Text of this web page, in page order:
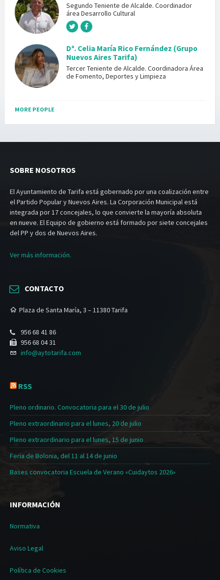
Segundo Teniente de Alcalde. Coordinador
área Desarrollo Cultural
Dª. Celia María Rico Fernández (Grupo
Nuevos Aires Tarifa)
Tercer Teniente de Alcalde. Coordinadora Área
de Fomento, Deportes y Limpieza
MORE PEOPLE
SOBRE NOSOTROS
El Ayuntamiento de Tarifa está gobernado por una coalización entre
el Partido Popular y Nuevos Aires. La Corporación Municipal está
integrada por 17 concejales, lo que convierte la mayoría absoluta
en nueve. El Equipo de gobierno está formado por siete concejales
del PP y dos de Nuevos Aires.
Ver más información.
CONTACTO
Plaza de Santa María, 3 – 11380 Tarifa
956 68 41 86
956 68 04 31
info@aytotarifa.com
RSS
Pleno ordinario. Convocatoria para el 30 de julio
Pleno extraordinario para el lunes, 20 de julio
Pleno extraordinario para el lunes, 15 de junio
Feria de Bolonia, del 11 al 14 de junio
Bases convocatoria Escuela de Verano «Cuidaytos 2026»
INFORMACIÓN
Normativa
Aviso Legal
Política de Cookies